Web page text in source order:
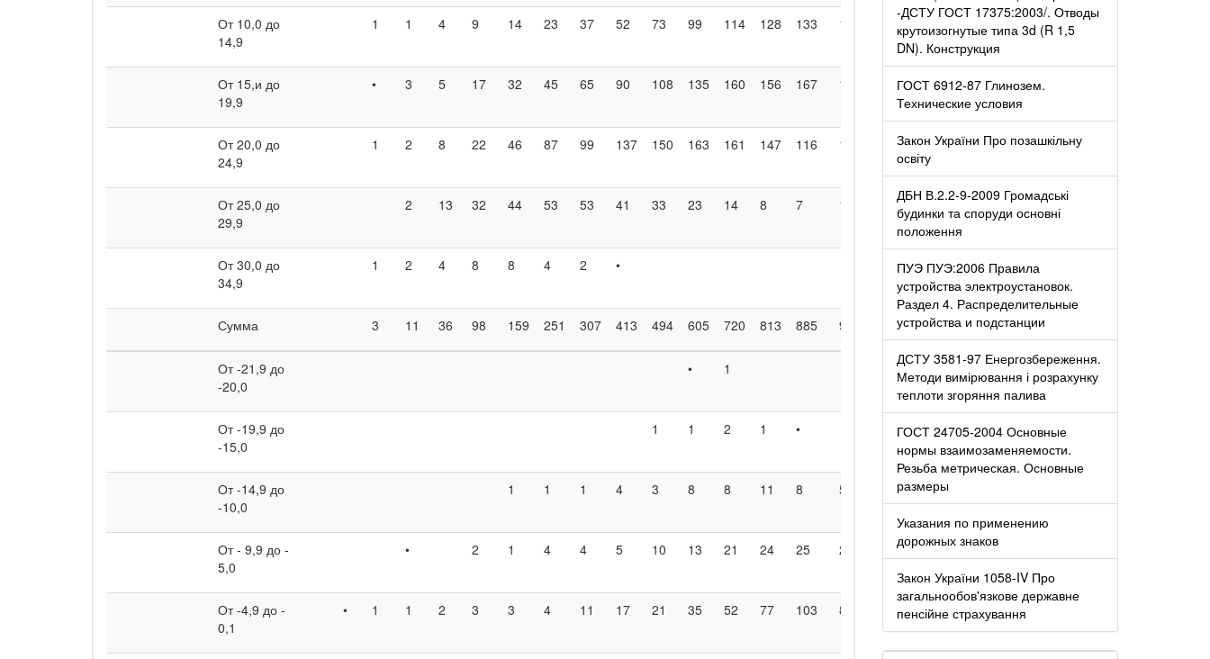
От 10,0 до
14,9
1 1 4 9 14 23 37 52 73 99 114 128 133 125 152 163 132 1260
От 15,и до
19,9
• 3 5 17 32 45 65 90 108 135 160 156 167 168 154 127 57 1489
От 20,0 до
24,9
1 2 8 22 46 87 99 137 150 163 161 147 116 113 41 12 1367
От 25,0 до
29,9
2 13 32 44 53 53 41 33 23 14 8 7 1 324
От 30,0 до
34,9
1 2 4 8 8 4 2 • 29
Сумма 3 11 36 98 159 251 307 413 494 605 720 813 885 976 1008 982 1005 8766
От -21,9 до
-20,0
• 1 1
От -19,9 до
-15,0
1 1 2 1 • 6
От -14,9 до
-10,0
1 1 1 4 3 8 8 11 8 5 2
От - 9,9 до -
5,0
• 2 1 4 4 5 10 13 21 24 25 20 4 •
От -4,9 до -
0,1
• 1 1 2 3 3 4 11 17 21 35 52 77 103 81 18 4 490
-ДСТУ ГОСТ 17375:2003/. Отводы
крутоизогнутые типа 3d (R 1,5
DN). Конструкция
ГОСТ 6912-87 Глинозем.
Технические условия
Закон України Про позашкільну
освіту
ДБН В.2.2-9-2009 Громадські
будинки та споруди основні
положення
ПУЭ ПУЭ:2006 Правила
устройства электроустановок.
Раздел 4. Распределительные
устройства и подстанции
ДСТУ 3581-97 Енергозбереження.
Методи вимірювання і розрахунку
теплоти згоряння палива
ГОСТ 24705-2004 Основные
нормы взаимозаменяемости.
Резьба метрическая. Основные
размеры
Указания по применению
дорожных знаков
Закон України 1058-IV Про
загальнообов'язкове державне
пенсійне страхування